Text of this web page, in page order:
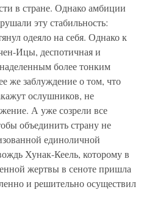
в стране. Однако амбиции
эту стабильность:
одеяло на себя. Однако к
Ицы, деспотичная и
более тонким
же заблуждение о том, что
ослушников, не
А уже созрели все
объединить страну не
единоличной
Хунак-Кеель, которому в
жертвы в сеноте пришла
и решительно осуществил